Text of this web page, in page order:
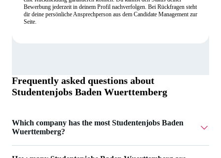
Bewerbung jederzeit in deinem Profil nachverfolgen. Bei Rückfragen steht
dir deine persönliche Ansprechperson aus dem Candidate Management zur
Seite.
Frequently asked questions about
Studentenjobs Baden Wuerttemberg
Which company has the most Studentenjobs Baden
Wuerttemberg?